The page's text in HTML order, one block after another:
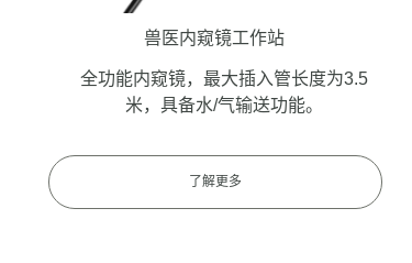
兽医内窥镜工作站
全功能内窥镜，最大插入管长度为3.5
米，具备水/气输送功能。
了解更多